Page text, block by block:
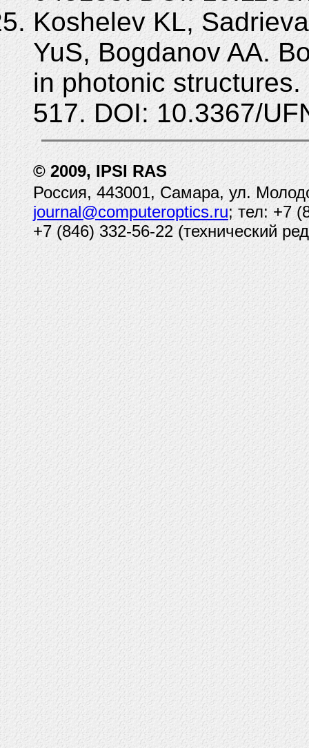
Koshelev KL,
YuS, Bogdanov AA.
in photonic
517. DOI: 10.3367/
© 2009, IPSI RAS
Россия, 443001, Самара, ул.
journal@computeroptics.ru; тел: +7
+7 (846) 332-56-22 (технический